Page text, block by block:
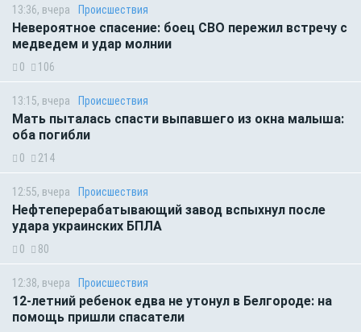
13:36, вчера Происшествия
Невероятное спасение: боец СВО пережил встречу с
медведем и удар молнии
0 106
13:15, вчера Происшествия
Мать пыталась спасти выпавшего из окна малыша:
оба погибли
0 214
12:55, вчера Происшествия
Нефтеперерабатывающий завод вспыхнул после
удара украинских БПЛА
0 80
12:38, вчера Происшествия
12-летний ребенок едва не утонул в Белгороде: на
помощь пришли спасатели